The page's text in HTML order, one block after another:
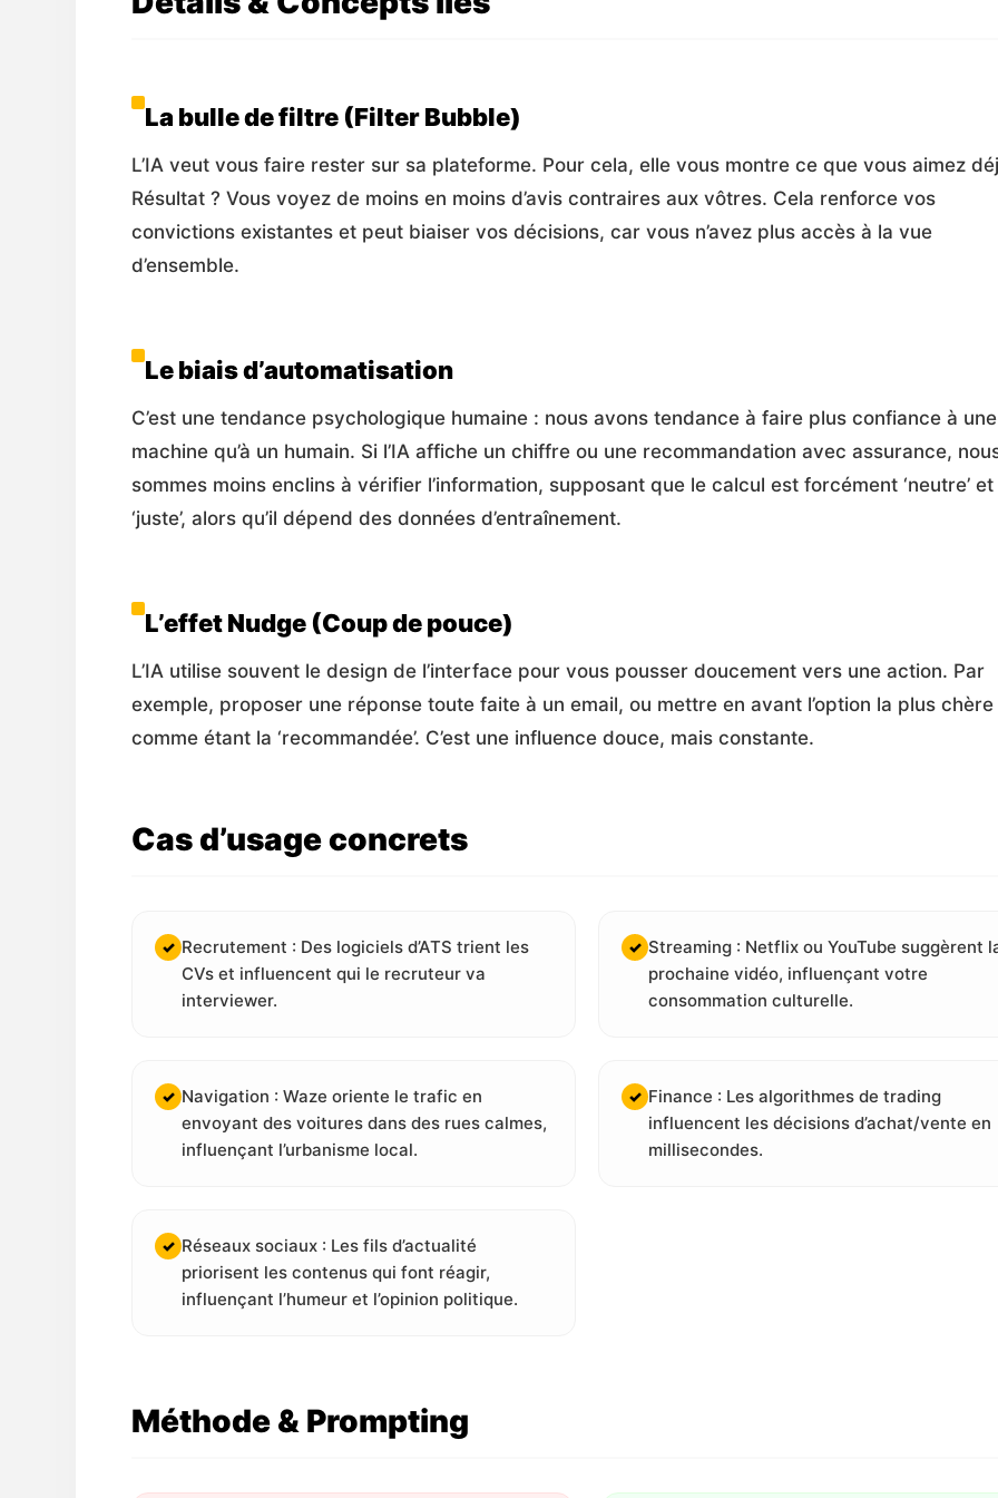
La bulle de filtre (Filter Bubble)
L’IA veut vous faire rester sur sa plateforme. Pour cela, elle vous montre ce que vous aimez
Résultat ? Vous voyez de moins en moins d’avis contraires aux vôtres. Cela renforce vos
convictions existantes et peut biaiser vos décisions, car vous n’avez plus accès à la vue
d’ensemble.
Le biais d’automatisation
C’est une tendance psychologique humaine : nous avons tendance à faire plus confiance à une
machine qu’à un humain. Si l’IA affiche un chiffre ou une recommandation avec assurance,
sommes moins enclins à vérifier l’information, supposant que le calcul est forcément ‘neutre’ et
‘juste’, alors qu’il dépend des données d’entraînement.
L’effet Nudge (Coup de pouce)
L’IA utilise souvent le design de l’interface pour vous pousser doucement vers une action. Par
exemple, proposer une réponse toute faite à un email, ou mettre en avant l’option la plus chère
comme étant la ‘recommandée’. C’est une influence douce, mais constante.
Cas d’usage concrets
✓ Recrutement : Des logiciels d’ATS trient les
CVs et influencent qui le recruteur va
interviewer.
✓ Streaming : Netflix ou YouTube suggèrent
prochaine vidéo, influençant votre
consommation culturelle.
✓ Navigation : Waze oriente le trafic en
envoyant des voitures dans des rues calmes,
influençant l’urbanisme local.
✓ Finance : Les algorithmes de trading
influencent les décisions d’achat/vente en
millisecondes.
✓ Réseaux sociaux : Les fils d’actualité
priorisent les contenus qui font réagir,
influençant l’humeur et l’opinion politique.
Méthode & Prompting